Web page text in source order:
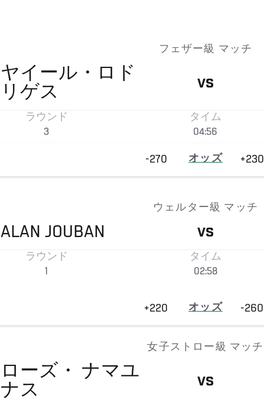
フェザー級 マッチ
ヤイール・ロド
リゲス
VS
ラウンド
3
タイム
04:56
-270 オッズ +230
ウェルター級 マッチ
ALAN JOUBAN VS
ラウンド
1
タイム
02:58
+220 オッズ -260
女子ストロー級 マッチ
ローズ・
ナマユ
ナス
VS